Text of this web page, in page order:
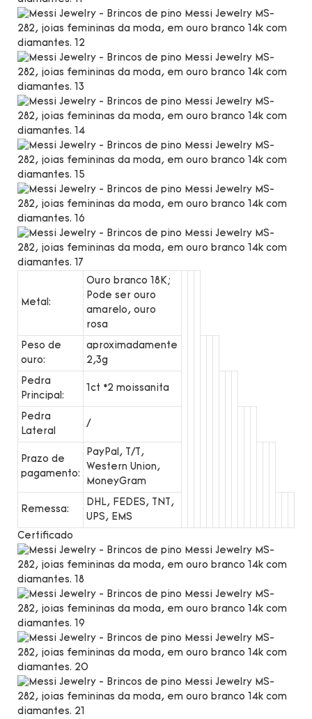
Metal:
Ouro branco 18K;
Pode ser ouro
amarelo, ouro
rosa
Peso de
ouro:
aproximadamente
2,3g
Pedra
Principal:
1ct *2 moissanita
Pedra
Lateral
/
Prazo de
pagamento:
PayPal, T/T,
Western Union,
MoneyGram
Remessa:
DHL, FEDES, TNT,
UPS, EMS
Certificado